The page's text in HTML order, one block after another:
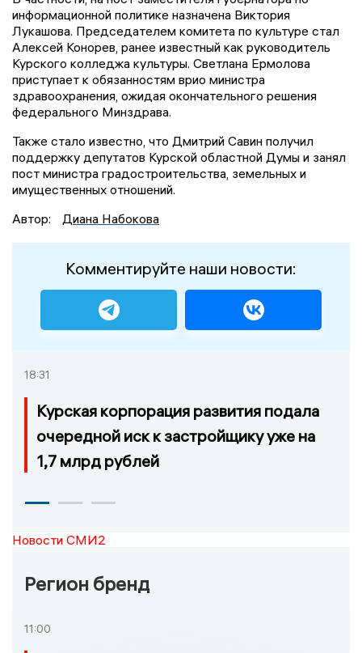
информационной политике назначена Виктория
Лукашова. Председателем комитета по культуре стал
Алексей Конорев, ранее известный как руководитель
Курского колледжа культуры. Светлана Ермолова
приступает к обязанностям врио министра
здравоохранения, ожидая окончательного решения
федерального Минздрава.
Также стало известно, что Дмитрий Савин получил
поддержку депутатов Курской областной Думы и занял
пост министра градостроительства, земельных и
имущественных отношений.
Автор:
Диана Набокова
Комментируйте наши новости:
18:31
Курская корпорация развития подала
очередной иск к застройщику уже на
1,7 млрд рублей
Новости СМИ2
Регион бренд
11:00